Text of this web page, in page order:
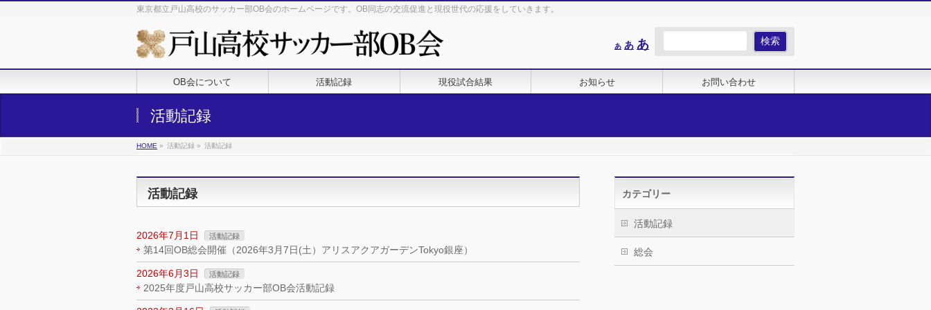
東京都立戸山高校のサッカー部OB会のホームページです。OB同志の交流促進と現役世代の応援をしていきます。
あ Decrease
size.
あ Reset
size.
あIncrease
size.
OB会について 活動記録 現役試合結果 お知らせ お問い合わせ
活動記録
HOME » 活動記録 » 活動記録
活動記録
2026年7月1日 活動記録
第14回OB総会開催（2026年3月7日(土）アリスアクアガーデンTokyo銀座）
2026年6月3日 活動記録
2025年度戸山高校サッカー部OB会活動記録
カテゴリー
活動記録
総会